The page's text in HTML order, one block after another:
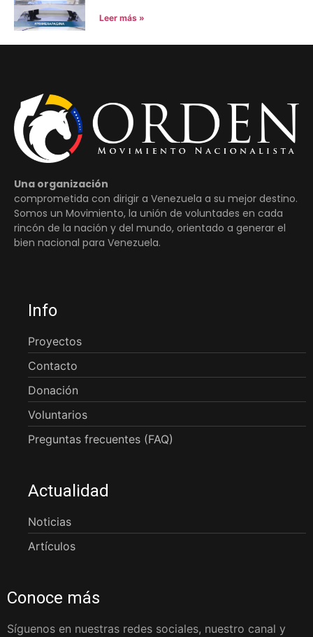
Leer más »
Una organización
comprometida con dirigir a Venezuela a su mejor destino.
Somos un Movimiento, la unión de voluntades en cada
rincón de la nación y del mundo, orientado a generar el
bien nacional para Venezuela.
Info
Proyectos
Contacto
Donación
Voluntarios
Preguntas frecuentes (FAQ)
Actualidad
Noticias
Artículos
Conoce más
Síguenos en nuestras redes sociales, nuestro canal y